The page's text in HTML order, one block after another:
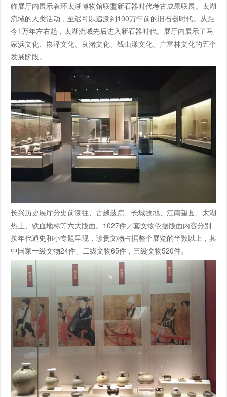
临展厅内展示着环太湖博物馆联盟新石器时代考古成果联展。太湖
流域的人类活动，至迟可以追溯到100万年前的旧石器时代。从距
今1万年左右起，太湖流域先后进入新石器时代。展厅内展示了马
家浜文化、崧泽文化、良渚文化、钱山漾文化、广富林文化的五个
发展阶段。
长兴历史展厅分史前溯往、古越遗踪、长城故地、江南望县、太湖
热土、铁血地标等六大版面。1027件／套文物依据版面内容分别
按年代通史和小专题呈现，珍贵文物占据整个展览的半数以上，其
中国家一级文物24件、二级文物65件，三级文物520件。